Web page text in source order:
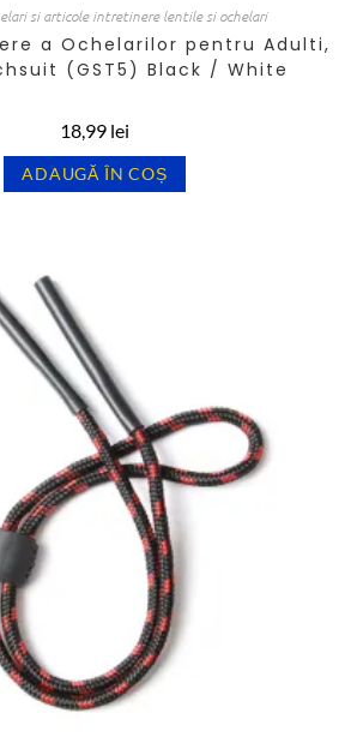
si articole intretinere lentile si ochelari
a Ochelarilor pentru Adulti,
(GST5) Black / White
18,99 lei
ADAUGĂ ÎN COȘ